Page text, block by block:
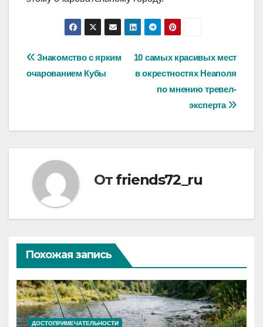
Навигация
по
10 самых красивых мест
в окрестностях Неаполя
по мнению тревел-
эксперта
Знакомство с ярким
очарованием Кубы
От friends72_ru
Похожая запись
ДОСТОПРИМЕЧАТЕЛЬНОСТИ